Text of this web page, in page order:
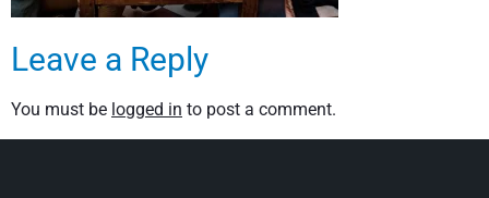
Leave a Reply
You must be logged in to post a comment.